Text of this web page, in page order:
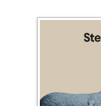
las
releer la
perspectiva
narrativas
generaciones